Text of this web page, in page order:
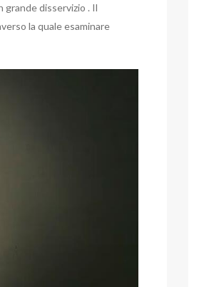
grande disservizio . Il
la quale esaminare